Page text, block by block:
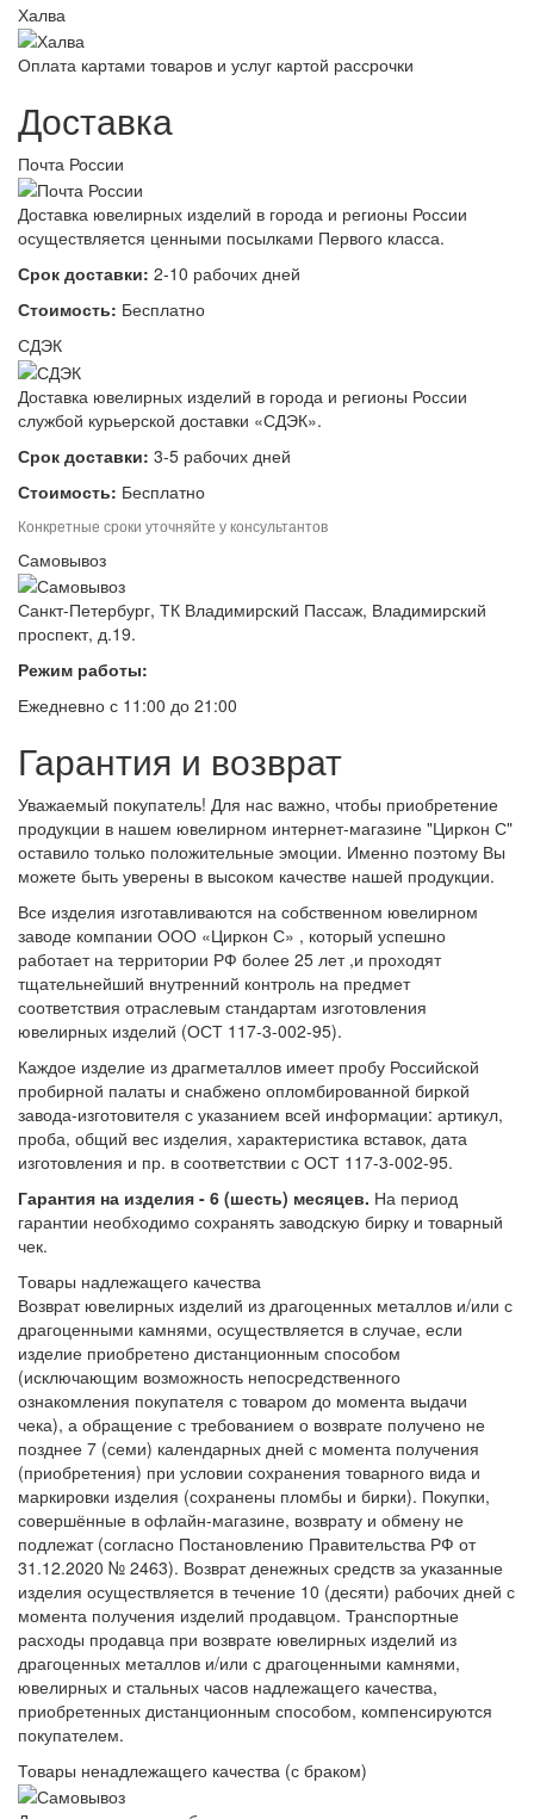
Халва
Оплата картами товаров и услуг картой рассрочки
Доставка
Почта России
Доставка ювелирных изделий в города и регионы России
осуществляется ценными посылками Первого класса.
Срок доставки: 2-10 рабочих дней
Стоимость: Бесплатно
СДЭК
Доставка ювелирных изделий в города и регионы России
службой курьерской доставки «СДЭК».
Срок доставки: 3-5 рабочих дней
Стоимость: Бесплатно
Конкретные сроки уточняйте у консультантов
Самовывоз
Санкт-Петербург, ТК Владимирский Пассаж, Владимирский
проспект, д.19.
Режим работы:
Ежедневно с 11:00 до 21:00
Гарантия и возврат
Уважаемый покупатель! Для нас важно, чтобы приобретение
продукции в нашем ювелирном интернет-магазине "Циркон С"
оставило только положительные эмоции. Именно поэтому Вы
можете быть уверены в высоком качестве нашей продукции.
Все изделия изготавливаются на собственном ювелирном
заводе компании ООО «Циркон С» , который успешно
работает на территории РФ более 25 лет ,и проходят
тщательнейший внутренний контроль на предмет
соответствия отраслевым стандартам изготовления
ювелирных изделий (ОСТ 117-3-002-95).
Каждое изделие из драгметаллов имеет пробу Российской
пробирной палаты и снабжено опломбированной биркой
завода-изготовителя с указанием всей информации: артикул,
проба, общий вес изделия, характеристика вставок, дата
изготовления и пр. в соответствии с ОСТ 117-3-002-95.
Гарантия на изделия - 6 (шесть) месяцев. На период
гарантии необходимо сохранять заводскую бирку и товарный
чек.
Товары надлежащего качества
Возврат ювелирных изделий из драгоценных металлов и/или с
драгоценными камнями, осуществляется в случае, если
изделие приобретено дистанционным способом
(исключающим возможность непосредственного
ознакомления покупателя с товаром до момента выдачи
чека), а обращение с требованием о возврате получено не
позднее 7 (семи) календарных дней с момента получения
(приобретения) при условии сохранения товарного вида и
маркировки изделия (сохранены пломбы и бирки). Покупки,
совершённые в офлайн-магазине, возврату и обмену не
подлежат (согласно Постановлению Правительства РФ от
31.12.2020 № 2463). Возврат денежных средств за указанные
изделия осуществляется в течение 10 (десяти) рабочих дней с
момента получения изделий продавцом. Транспортные
расходы продавца при возврате ювелирных изделий из
драгоценных металлов и/или с драгоценными камнями,
ювелирных и стальных часов надлежащего качества,
приобретенных дистанционным способом, компенсируются
покупателем.
Товары ненадлежащего качества (с браком)